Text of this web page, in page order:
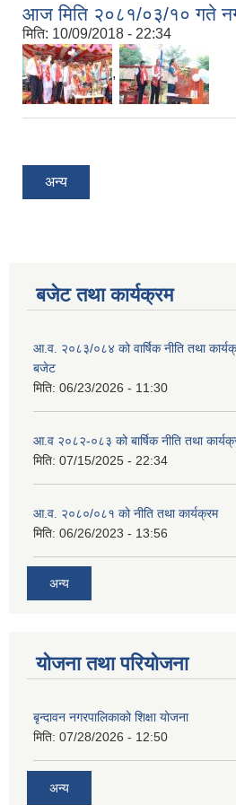
आज मिति २०८१/०३/१० गते
मिति: 10/09/2018 - 22:34
,
अन्य
बजेट तथा कार्यक्रम
आ.व. २०८३/०८४ को वार्षिक नीति तथा
बजेट
मिति: 06/23/2026 - 11:30
आ.व २०८२-०८३ को बार्षिक नीति तथा
मिति: 07/15/2025 - 22:34
आ.व. २०८०/०८१ को नीति तथा कार्यक्रम
मिति: 06/26/2023 - 13:56
अन्य
योजना तथा परियोजना
बृन्दावन नगरपालिकाको शिक्षा योजना
मिति: 07/28/2026 - 12:50
अन्य